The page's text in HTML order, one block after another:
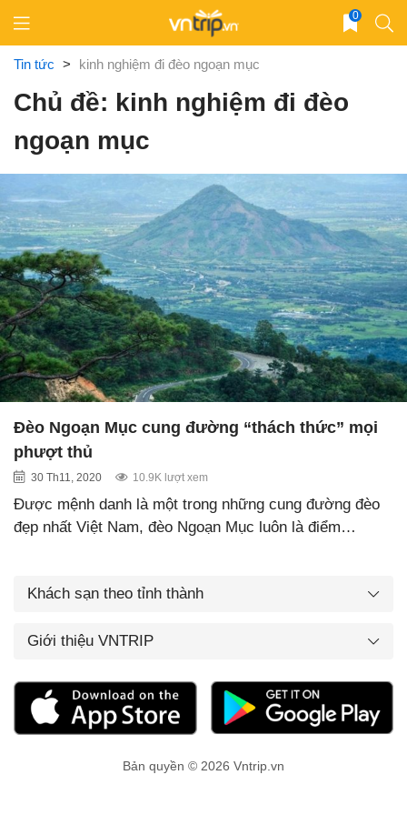
content
0
Tin tức > kinh nghiệm đi đèo ngoạn mục
Chủ đề: kinh nghiệm đi đèo
ngoạn mục
Đèo Ngoạn Mục cung đường “thách thức” mọi
phượt thủ
30 Th11, 2020 10.9K lượt xem
Được mệnh danh là một trong những cung đường đèo
đẹp nhất Việt Nam, đèo Ngoạn Mục luôn là điểm…
Khách sạn theo tỉnh thành
Giới thiệu VNTRIP
Bản quyền © 2026 Vntrip.vn